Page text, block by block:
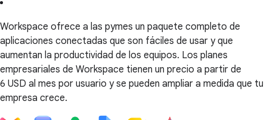
Workspace ofrece a las pymes un paquete completo de
aplicaciones conectadas que son fáciles de usar y que
aumentan la productividad de los equipos. Los planes
empresariales de Workspace tienen un precio a partir de
6 USD al mes por usuario y se pueden ampliar a medida que tu
empresa crece.